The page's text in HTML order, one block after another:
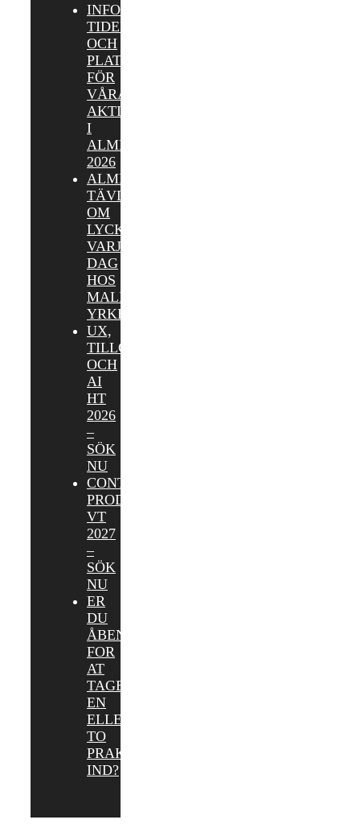
INFORMATION,
TIDER
OCH
PLATSER
FÖR
VÅRA
AKTIVITETER
I
ALMEDALEN
2026
ALMEDALEN:
TÄVLA
OM
LYCKOKAKOR
VARJE
DAG
HOS
MALMÖ
YRKESHÖGSKOLA
UX,
TILLGÄNGLIGHET
OCH
AI
HT
2026
–
SÖK
NU
CONTENT
PRODUCER
VT
2027
–
SÖK
NU
ER
DU
ÅBEN
FOR
AT
TAGE
EN
ELLER
TO
PRAKTIKANTER
IND?